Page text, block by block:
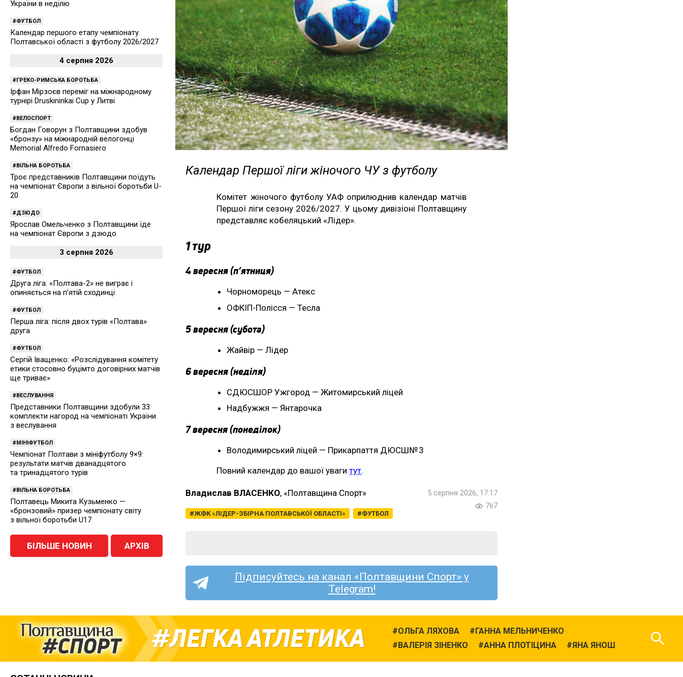
Календар Першої ліги жіночого ЧУ з футболу
Комітет жіночого футболу УАФ оприлюднив календар матчів
Першої ліги сезону 2026/2027. У цьому дивізіоні Полтавщину
представляє кобеляцький «Лідер».
1 тур
4 вересня (п’ятниця)
Чорноморець — Атекс
ОФКІП-Полісся — Тесла
5 вересня (субота)
Жайвір — Лідер
6 вересня (неділя)
СДЮСШОР Ужгород — Житомирський ліцей
Надбужжя — Янтарочка
7 вересня (понеділок)
Володимирський ліцей — Прикарпаття ДЮСШ№ 3
Повний календар до вашої увагитут.
Владислав ВЛАСЕНКО, «Полтавщина Спорт»
ЖФК «ЛІДЕР-ЗБІРНА ПОЛТАВСЬКОЇ ОБЛАСТІ» ФУТБОЛ
5 серпня 2026, 17:17
767
Підписуйтесь на канал «Полтавщини Спорт» у
Telegram!
України в неділю
ФУТБОЛ
Календар першого етапу чемпіонату
Полтавської області з футболу 2026/2027
4 серпня 2026
ГРЕКО-РИМСЬКА БОРОТЬБА
Ірфан Мірзоєв переміг на міжнародному
турнірі Druskininkai Cup у Литві
ВЕЛОСПОРТ
Богдан Говорун з Полтавщини здобув
«бронзу» на міжнародній велогонці
Memorial Alfredo Fornasiero
ВІЛЬНА БОРОТЬБА
Троє представників Полтавщини поїдуть
на чемпіонат Європи з вільної боротьби U-
20
ДЗЮДО
Ярослав Омельченко з Полтавщини їде
на чемпіонат Європи з дзюдо
3 серпня 2026
ФУТБОЛ
Друга ліга: «Полтава-2» не виграє і
опиняється на п’ятій сходинці
ФУТБОЛ
Перша ліга: після двох турів «Полтава»
друга
ФУТБОЛ
Сергій Іващенко: «Розслідування комітету
етики стосовно буцімто договірних матчів
ще триває»
ВЕСЛУВАННЯ
Представники Полтавщини здобули 33
комплекти нагород на чемпіонаті України
з веслування
МІНІФУТБОЛ
Чемпіонат Полтави з мініфутболу 9×9:
результати матчів дванадцятого
та тринадцятого турів
ВІЛЬНА БОРОТЬБА
Полтавець Микита Кузьменко —
«бронзовий» призер чемпіонату світу
з вільної боротьби U17
БІЛЬШЕ НОВИН АРХІВ
ЛЕГКА АТЛЕТИКА ОЛЬГА ЛЯХОВА
ГАННА МЕЛЬНИЧЕНКО
ВАЛЕРІЯ ЗІНЕНКО
АННА ПЛОТІЦИНА ЯНА ЯНОШ